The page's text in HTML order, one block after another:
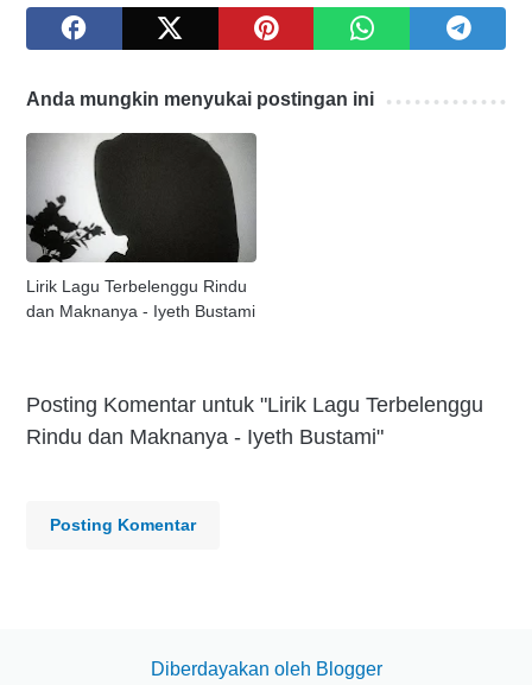
Anda mungkin menyukai postingan ini
Lirik Lagu Terbelenggu Rindu
dan Maknanya - Iyeth Bustami
Posting Komentar untuk "Lirik Lagu Terbelenggu
Rindu dan Maknanya - Iyeth Bustami"
Posting Komentar
Diberdayakan oleh Blogger